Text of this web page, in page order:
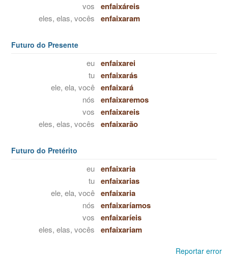
vos enfaixáreis
eles, elas, vocês enfaixaram
Futuro do Presente
eu enfaixarei
tu enfaixarás
ele, ela, você enfaixará
nós enfaixaremos
vos enfaixareis
eles, elas, vocês enfaixarão
Futuro do Pretérito
eu enfaixaria
tu enfaixarias
ele, ela, você enfaixaria
nós enfaixaríamos
vos enfaixaríeis
eles, elas, vocês enfaixariam
Reportar error